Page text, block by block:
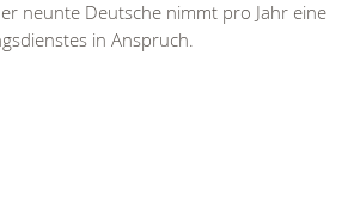
neunte Deutsche nimmt pro Jahr eine
in Anspruch.